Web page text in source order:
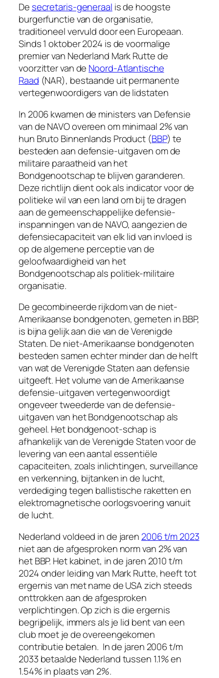
De secretaris-generaal is de hoogste
burgerfunctie van de organisatie,
traditioneel vervuld door een Europeaan.
Sinds 1 oktober 2024 is de voormalige
premier van Nederland Mark Rutte de
voorzitter van de Noord-Atlantische
Raad (NAR), bestaande uit permanente
vertegenwoordigers van de lidstaten
In 2006 kwamen de ministers van Defensie
van de NAVO overeen om minimaal 2% van
hun Bruto Binnenlands Product (BBP) te
besteden aan defensie-uitgaven om de
militaire paraatheid van het
Bondgenootschap te blijven garanderen.
Deze richtlijn dient ook als indicator voor de
politieke wil van een land om bij te dragen
aan de gemeenschappelijke defensie-
inspanningen van de NAVO, aangezien de
defensiecapaciteit van elk lid van invloed is
op de algemene perceptie van de
geloofwaardigheid van het
Bondgenootschap als politiek-militaire
organisatie.
De gecombineerde rijkdom van de niet-
Amerikaanse bondgenoten, gemeten in BBP,
is bijna gelijk aan die van de Verenigde
Staten. De niet-Amerikaanse bondgenoten
besteden samen echter minder dan de helft
van wat de Verenigde Staten aan defensie
uitgeeft. Het volume van de Amerikaanse
defensie-uitgaven vertegenwoordigt
ongeveer tweederde van de defensie-
uitgaven van het Bondgenootschap als
geheel. Het bondgenoot-schap is
afhankelijk van de Verenigde Staten voor de
levering van een aantal essentiële
capaciteiten, zoals inlichtingen, surveillance
en verkenning, bijtanken in de lucht,
verdediging tegen ballistische raketten en
elektromagnetische oorlogsvoering vanuit
de lucht.
Nederland voldeed in de jaren 2006 t/m 2023
niet aan de afgesproken norm van 2% van
het BBP. Het kabinet, in de jaren 2010 t/m
2024 onder leiding van Mark Rutte, heeft tot
ergernis van met name de USA zich steeds
onttrokken aan de afgesproken
verplichtingen. Op zich is die ergernis
begrijpelijk, immers als je lid bent van een
club moet je de overeengekomen
contributie betalen. In de jaren 2006 t/m
2033 betaalde Nederland tussen 1.1% en
1.54% in plaats van 2%.